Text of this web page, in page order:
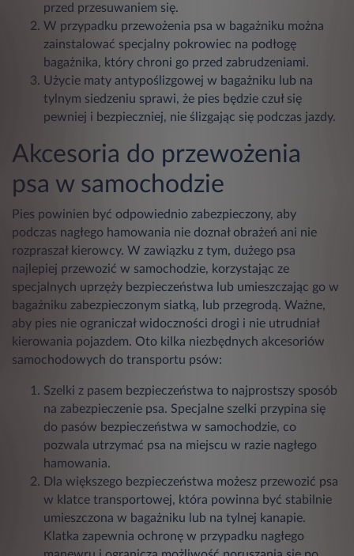
przed przesuwaniem się.
W przypadku przewożenia psa w bagażniku można
zainstalować specjalny pokrowiec na podłogę
bagażnika, który chroni go przed zabrudzeniami.
Użycie maty antypoślizgowej w bagażniku lub na
tylnym siedzeniu sprawi, że pies będzie czuł się
pewniej i bezpieczniej, nie ślizgając się podczas jazdy.
Akcesoria do przewożenia
psa w samochodzie
Pies powinien być odpowiednio zabezpieczony, aby
podczas nagłego hamowania nie doznał obrażeń ani nie
rozpraszał kierowcy. W zawiązku z tym, dużego psa
najlepiej przewozić w samochodzie, korzystając ze
specjalnych uprzęży bezpieczeństwa lub umieszczając go w
bagażniku zabezpieczonym siatką, lub przegrodą. Ważne,
aby pies nie ograniczał widoczności drogi i nie utrudniał
kierowania pojazdem. Oto kilka niezbędnych akcesoriów
samochodowych do transportu psów:
Szelki z pasem bezpieczeństwa to najprostszy sposób
na zabezpieczenie psa. Specjalne szelki przypina się
do pasów bezpieczeństwa w samochodzie, co
pozwala utrzymać psa na miejscu w razie nagłego
hamowania.
Dla większego bezpieczeństwa możesz przewozić psa
w klatce transportowej, która powinna być stabilnie
umieszczona w bagażniku lub na tylnej kanapie.
Klatka zapewnia ochronę w przypadku nagłego